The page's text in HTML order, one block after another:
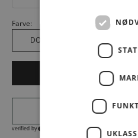
Farve:
DOTS 7009
LÆG I